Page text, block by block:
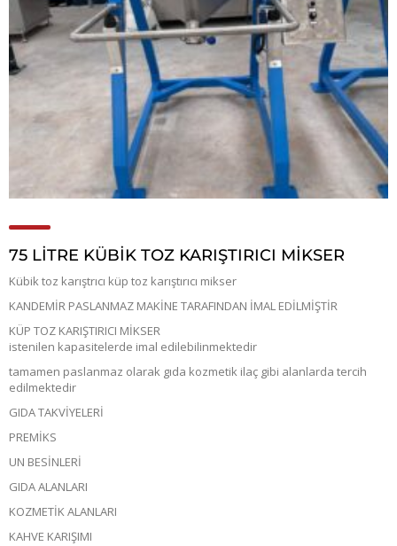
75 LİTRE KÜBİK TOZ KARIŞTIRICI MİKSER
Kübik toz karıştrıcı küp toz karıştırıcı mikser
KANDEMİR PASLANMAZ MAKİNE TARAFINDAN İMAL EDİLMİŞTİR
KÜP TOZ KARIŞTIRICI MİKSER
istenilen kapasitelerde imal edilebilinmektedir
tamamen paslanmaz olarak gıda kozmetik ilaç gibi alanlarda tercih
edilmektedir
GIDA TAKVİYELERİ
PREMİKS
UN BESİNLERİ
GIDA ALANLARI
KOZMETİK ALANLARI
KAHVE KARIŞIMI